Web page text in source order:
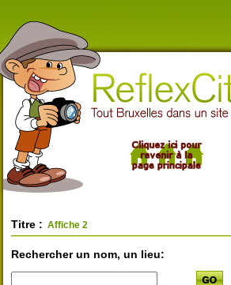
Titre : Affiche 2
Rechercher un nom, un lieu: